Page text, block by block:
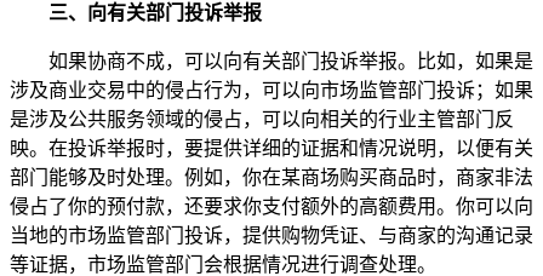
三、向有关部门投诉举报
如果协商不成，可以向有关部门投诉举报。比如，如果是
涉及商业交易中的侵占行为，可以向市场监管部门投诉；如果
是涉及公共服务领域的侵占，可以向相关的行业主管部门反
映。在投诉举报时，要提供详细的证据和情况说明，以便有关
部门能够及时处理。例如，你在某商场购买商品时，商家非法
侵占了你的预付款，还要求你支付额外的高额费用。你可以向
当地的市场监管部门投诉，提供购物凭证、与商家的沟通记录
等证据，市场监管部门会根据情况进行调查处理。